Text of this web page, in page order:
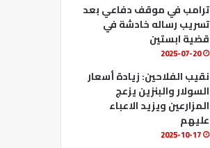
ترامب في موقف دفاعي بعد
تسريب رساله خادشة في
قضية ابستين
2025-07-20
نقيب الفلاحين: زيادة أسعار
السولار والبنزين يزعج
المزارعين ويزيد الاعباء
عليهم
2025-10-17